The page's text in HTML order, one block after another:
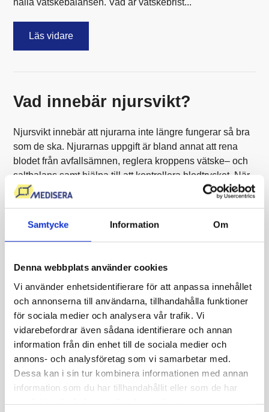
Samtycke Information Om
Denna webbplats använder cookies
Vi använder enhetsidentifierare för att anpassa innehållet
och annonserna till användarna, tillhandahålla funktioner
för sociala medier och analysera vår trafik. Vi
vidarebefordrar även sådana identifierare och annan
information från din enhet till de sociala medier och
annons- och analysföretag som vi samarbetar med.
Dessa kan i sin tur kombinera informationen med annan
information som du har tillhandahållit eller som de har
Läs vidare
Vad innebär njursvikt?
Njursvikt innebär att njurarna inte längre fungerar så bra
som de ska. Njurarnas uppgift är bland annat att rena
blodet från avfallsämnen, reglera kroppens vätske– och
saltbalans samt hjälpa till att kontrollera blodtrycket. När
njurfunktionen försämras kan kroppen få svårare att göra
Njursvikt kan...
Vad innebär värmestress,
solsting och värmeslag?
Solsting och värmeslag är två tillstånd som kan uppstå
när kroppen utsätts för hög värme under en längre tid. De